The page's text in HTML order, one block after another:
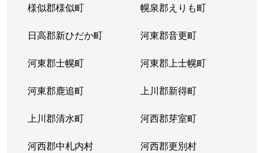
様似郡様似町 幌泉郡えりも町
日高郡新ひだか町 河東郡音更町
河東郡士幌町 河東郡上士幌町
河東郡鹿追町 上川郡新得町
上川郡清水町 河西郡芽室町
河西郡中札内村 河西郡更別村